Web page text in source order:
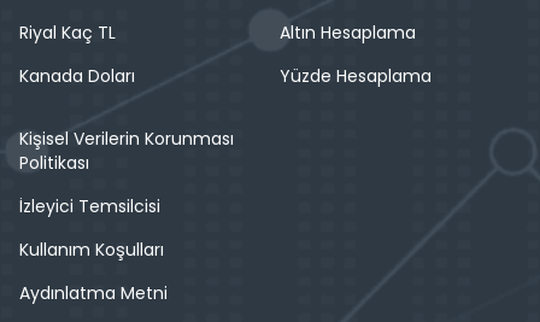
Riyal Kaç TL
Kanada Doları
Altın Hesaplama
Yüzde Hesaplama
Kişisel Verilerin Korunması
Politikası
İzleyici Temsilcisi
Kullanım Koşulları
Aydınlatma Metni